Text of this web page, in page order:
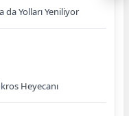
da Yolları Yeniliyor
Heyecanı